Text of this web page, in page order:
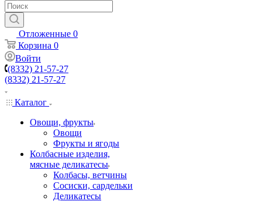
Отложенные 0
Корзина 0
Войти
(8332) 21-57-27
(8332) 21-57-27
Каталог
Овощи, фрукты
Овощи
Фрукты и ягоды
Колбасные изделия,
мясные деликатесы
Колбасы, ветчины
Сосиски, сардельки
Деликатесы